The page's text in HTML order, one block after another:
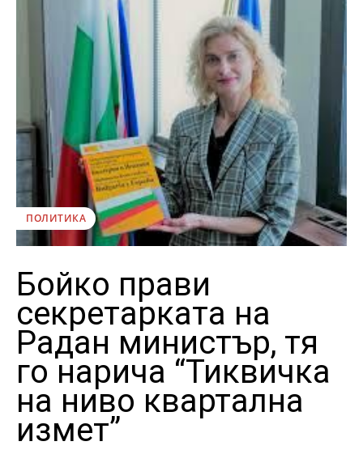
ПОЛИТИКА
Бойко прави
секретарката на
Радан министър, тя
го нарича “Тиквичка
на ниво квартална
измет”